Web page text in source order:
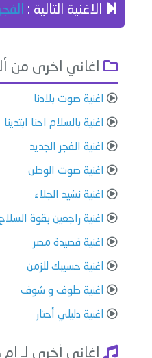
الاغنية التالية :
اغاني اخرى من
اغنية صوت بلادنا
اغنية بالسلام احنا ابتدينا
اغنية الفجر الجديد
اغنية صوت الوطن
اغنية نشيد الجلاء
اغنية راجعين بقوة
اغنية قصيدة مصر
اغنية حسيبك للزمن
اغنية طوف و شوف
اغنية دليلي أحتار
اغاني أخرى لـ